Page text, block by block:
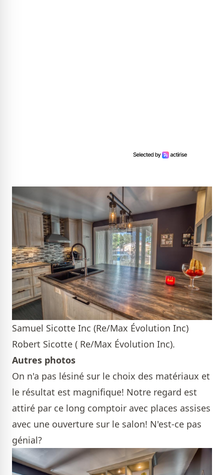
Samuel Sicotte Inc (Re/Max Évolution Inc)
Robert Sicotte ( Re/Max Évolution Inc).
Autres photos
On n'a pas lésiné sur le choix des matériaux et
le résultat est magnifique! Notre regard est
attiré par ce long comptoir avec places assises
avec une ouverture sur le salon! N'est-ce pas
génial?